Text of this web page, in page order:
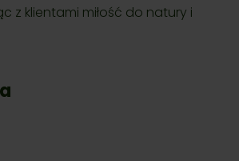
z klientami miłość do natury i